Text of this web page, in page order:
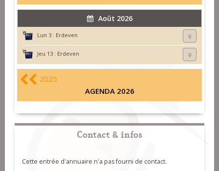
Août 2026
Lun 3 : Erdeven
Jeu 13 : Erdeven
2025
AGENDA 2026
Contact & infos
Cette entrée d'annuaire n'a pas fourni de contact.